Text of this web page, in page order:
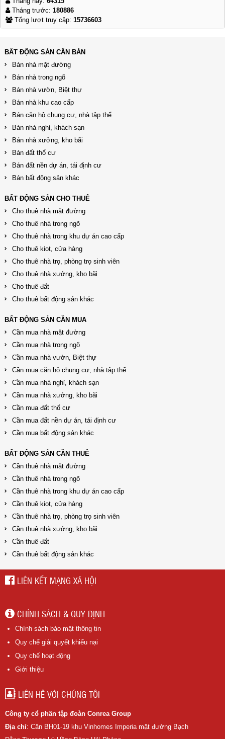
Tháng trước: 180886
Tổng lượt truy cập: 15736603
BẤT ĐỘNG SẢN CẦN BÁN
Bán nhà mặt đường
Bán nhà trong ngõ
Bán nhà vườn, Biệt thự
Bán nhà khu cao cấp
Bán căn hộ chung cư, nhà tập thể
Bán nhà nghỉ, khách sạn
Bán nhà xưởng, kho bãi
Bán đất thổ cư
Bán đất nền dự án, tái định cư
Bán bất động sản khác
BẤT ĐỘNG SẢN CHO THUÊ
Cho thuê nhà mặt đường
Cho thuê nhà trong ngõ
Cho thuê nhà trong khu dự án cao cấp
Cho thuê kiot, cửa hàng
Cho thuê nhà trọ, phòng trọ sinh viên
Cho thuê nhà xưởng, kho bãi
Cho thuê đất
Cho thuê bất động sản khác
BẤT ĐỘNG SẢN CẦN MUA
Cần mua nhà mặt đường
Cần mua nhà trong ngõ
Cần mua nhà vườn, Biệt thự
Cần mua căn hộ chung cư, nhà tập thể
Cần mua nhà nghỉ, khách sạn
Cần mua nhà xưởng, kho bãi
Cần mua đất thổ cư
Cần mua đất nền dự án, tái định cư
Cần mua bất động sản khác
BẤT ĐỘNG SẢN CẦN THUÊ
Cần thuê nhà mặt đường
Cần thuê nhà trong ngõ
Cần thuê nhà trong khu dự án cao cấp
Cần thuê kiot, cửa hàng
Cần thuê nhà trọ, phòng trọ sinh viên
Cần thuê nhà xưởng, kho bãi
Cần thuê đất
Cần thuê bất động sản khác
LIÊN KẾT MẠNG XÃ HỘI
CHÍNH SÁCH & QUY ĐỊNH
Chính sách bảo mật thông tin
Quy chế giải quyết khiếu nại
Quy chế hoạt động
Giới thiệu
LIÊN HỆ VỚI CHÚNG TÔI
Công ty cổ phần tập đoàn Conrea Group
Địa chỉ: Căn BH01-19 khu Vinhomes Imperia mặt đường Bạch